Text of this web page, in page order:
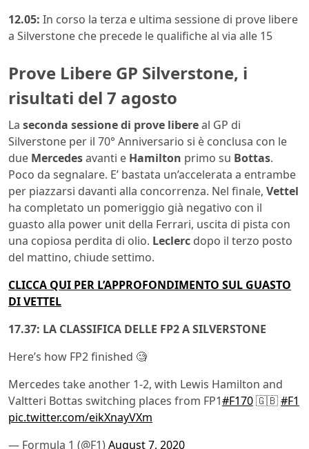
12.05: In corso la terza e ultima sessione di prove libere
a Silverstone che precede le qualifiche al via alle 15
Prove Libere GP Silverstone, i
risultati del 7 agosto
La seconda sessione di prove libereal GP di
Silverstone per il 70° Anniversario si è conclusa con le
due Mercedesavanti e Hamilton primo su Bottas.
Poco da segnalare. E’ bastata un’accelerata a entrambe
per piazzarsi davanti alla concorrenza. Nel finale, Vettel
ha completato un pomeriggio già negativo con il
guasto alla power unit della Ferrari, uscita di pista con
una copiosa perdita di olio. Leclerc dopo il terzo posto
del mattino, chiude settimo.
CLICCA QUI PER L’APPROFONDIMENTO SUL GUASTO
DI VETTEL
17.37: LA CLASSIFICA DELLE FP2 A SILVERSTONE
Here’s how FP2 finished 🧐
Mercedes take another 1-2, with Lewis Hamilton and
Valtteri Bottas switching places from FP1#F170🇬🇧#F1
pic.twitter.com/eikXnayVXm
— Formula 1 (@F1)August 7, 2020